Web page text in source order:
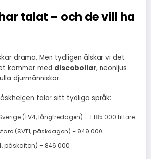
talat – och de vill ha
drama. Men tydligen älskar vi det
kommer med discobollar, neonljus
djurmänniskor.
talar sitt tydliga språk:
(TV4, långfredagen) – 1 185 000 tittare
(SVT1, påskdagen) – 949 000
påskafton) – 846 000